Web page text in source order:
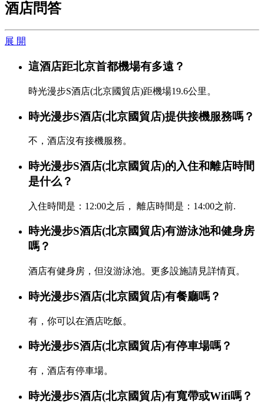
酒店問答
展 開
這酒店距北京首都機場有多遠？
時光漫步S酒店(北京國貿店)距機場19.6公里。
時光漫步S酒店(北京國貿店)提供接機服務嗎？
不，酒店沒有接機服務。
時光漫步S酒店(北京國貿店)的入住和離店時間
是什么？
入住時間是：12:00之后， 離店時間是：14:00之前.
時光漫步S酒店(北京國貿店)有游泳池和健身房
嗎？
酒店有健身房，但沒游泳池。更多設施請見詳情頁。
時光漫步S酒店(北京國貿店)有餐廳嗎？
有，你可以在酒店吃飯。
時光漫步S酒店(北京國貿店)有停車場嗎？
有，酒店有停車場。
時光漫步S酒店(北京國貿店)有寬帶或Wifi嗎？